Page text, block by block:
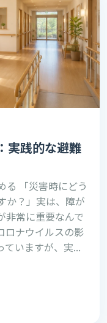
実践的な避難
る 「災害時にどう
か？」実は、障が
非常に重要なんで
ロナウイルスの影
ていますが、実...